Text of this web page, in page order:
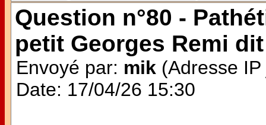
Question n°80 -
petit Georges Remi
Envoyé par: mik (Adresse
Date: 17/04/26 15:30